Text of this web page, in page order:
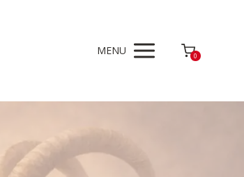
MENU 0